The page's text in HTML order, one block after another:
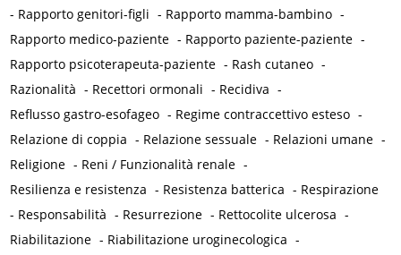
- Rapporto genitori-figli - Rapporto mamma-bambino -
Rapporto medico-paziente - Rapporto paziente-paziente -
Rapporto psicoterapeuta-paziente - Rash cutaneo -
Razionalità - Recettori ormonali - Recidiva -
Reflusso gastro-esofageo - Regime contraccettivo esteso -
Relazione di coppia - Relazione sessuale - Relazioni umane -
Religione - Reni / Funzionalità renale -
Resilienza e resistenza - Resistenza batterica - Respirazione
- Responsabilità - Resurrezione - Rettocolite ulcerosa -
Riabilitazione - Riabilitazione uroginecologica -